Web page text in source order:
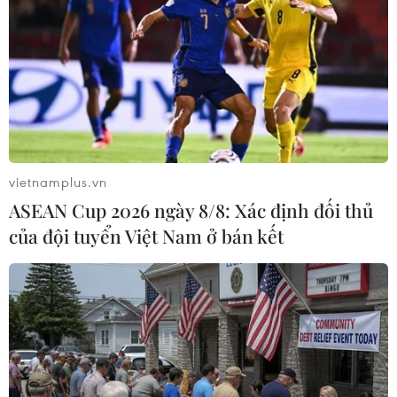
nạc rim hấp dẫn.
Gói bánh chưng, bánh tét tại một hộ gia đình ở làng Chuồn,
Thừa Thiên-Huế. (Ảnh: Hồ Cầu/TTXVN)
Nếu như miền Bắc có dưa hành thì miền Trung
vietnamplus.vn
ASEAN Cup 2026 ngày 8/8: Xác định đối thủ
của đội tuyển Việt Nam ở bán kết